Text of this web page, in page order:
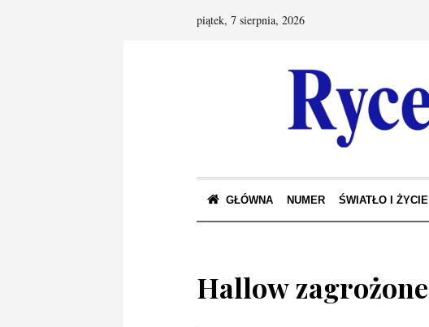
piątek, 7 sierpnia, 2026
GŁÓWNA NUMER ŚWIATŁO I ŻYCIE
Hallow zagrożone